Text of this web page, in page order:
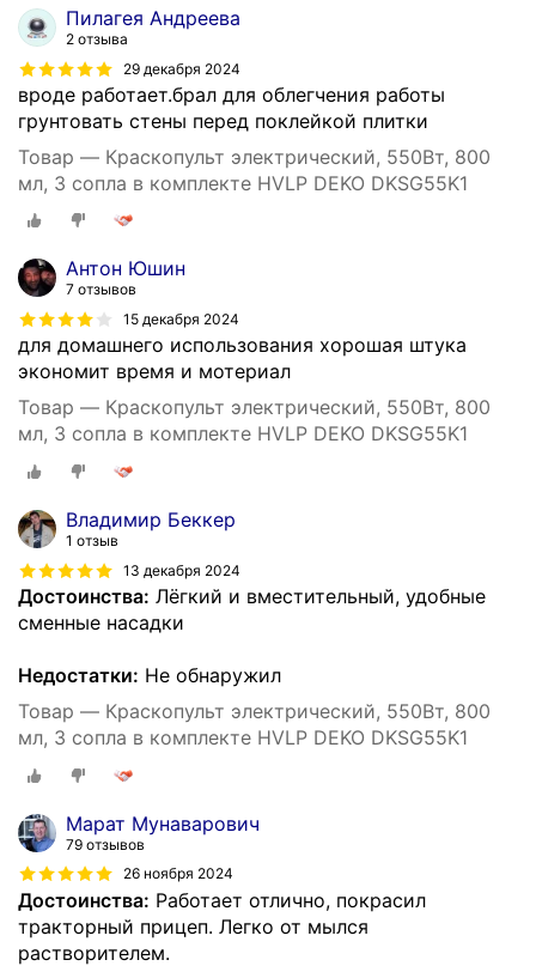
Пилагея Андреева
2 отзыва
29 декабря 2024
вроде работает.брал для облегчения работы
грунтовать стены перед поклейкой плитки
Товар — Краскопульт электрический, 550Вт, 800
мл, 3 сопла в комплекте HVLP DEKO DKSG55K1
Антон Юшин
7 отзывов
15 декабря 2024
для домашнего использования хорошая штука
экономит время и мотериал
Товар — Краскопульт электрический, 550Вт, 800
мл, 3 сопла в комплекте HVLP DEKO DKSG55K1
Владимир Беккер
1 отзыв
13 декабря 2024
Достоинства: Лёгкий и вместительный, удобные
сменные насадки
Недостатки: Не обнаружил
Товар — Краскопульт электрический, 550Вт, 800
мл, 3 сопла в комплекте HVLP DEKO DKSG55K1
Марат Мунаварович
79 отзывов
26 ноября 2024
Достоинства: Работает отлично, покрасил
тракторный прицеп. Легко от мылся
растворителем.